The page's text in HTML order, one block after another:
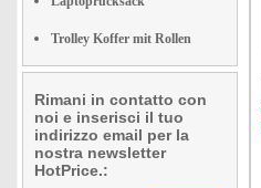
Trolley Koffer mit Rollen
Rimani in contatto con
noi e inserisci il tuo
indirizzo email per la
nostra newsletter
HotPrice.: